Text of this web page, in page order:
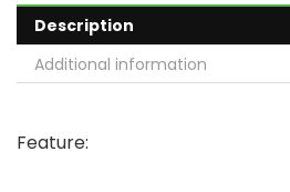
Description
Additional information
Feature: